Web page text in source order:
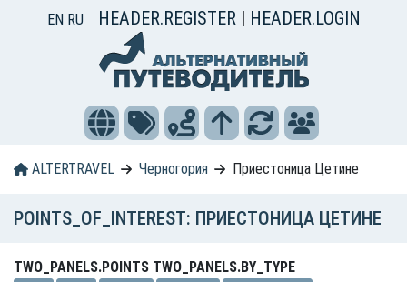
EN RU HEADER.REGISTER | HEADER.LOGIN
ALTERTRAVEL Черногория Приестоница Цетине
POINTS_OF_INTEREST: ПРИЕСТОНИЦА ЦЕТИНЕ
TWO_PANELS.POINTS TWO_PANELS.BY_TYPE